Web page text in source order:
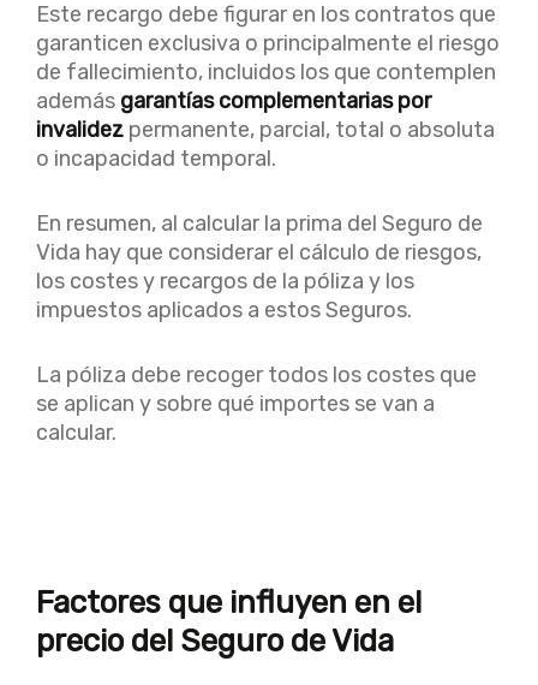
Este recargo debe figurar en los contratos que
garanticen exclusiva o principalmente el riesgo
de fallecimiento, incluidos los que contemplen
además garantías complementarias por
invalidez permanente, parcial, total o absoluta
o incapacidad temporal.
En resumen, al calcular la prima del Seguro de
Vida hay que considerar el cálculo de riesgos,
los costes y recargos de la póliza y los
impuestos aplicados a estos Seguros.
La póliza debe recoger todos los costes que
se aplican y sobre qué importes se van a
calcular.
Factores que influyen en el
precio del Seguro de Vida